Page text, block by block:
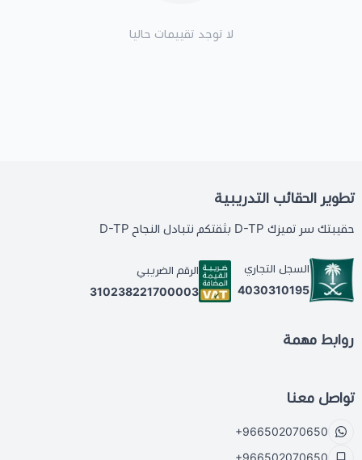
لا توجد تقييمات حاليا
تطوير الحقائب التدريبية
حقيبتك سر تميزك D-TP بثقتكم نتبادل النجاح D-TP
السجل التجاري
4030310195
الرقم الضريبي
310238221700003
روابط مهمة
تواصل معنا
+966502070650
+966502070650